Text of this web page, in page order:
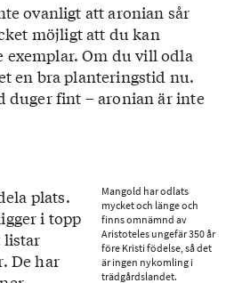
ovanligt att aronian sår
möjligt att du kan
exemplar. Om du vill odla
en bra planteringstid nu.
duger fint – aronian är inte
Mangold har odlats
mycket och länge och
finns omnämnd av
Aristoteles ungefär 350 år
före Kristi födelse, så det
är ingen nykomling i
trädgårdslandet.
plats.
i topp
listar
De har